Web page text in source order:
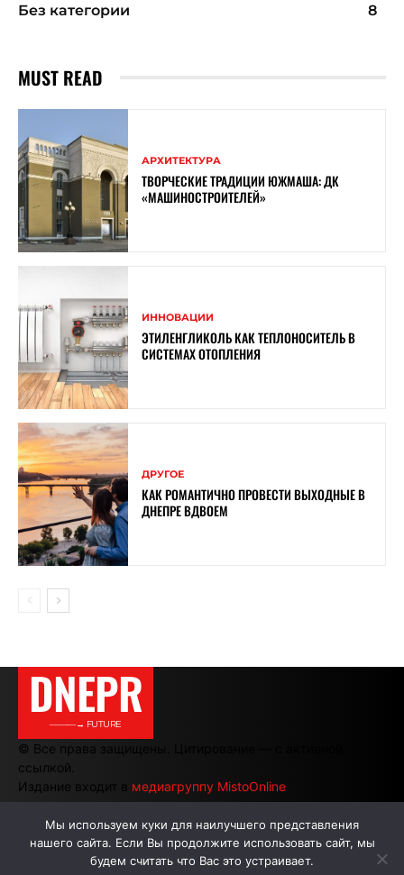
Без категории
8
MUST READ
АРХИТЕКТУРА
ТВОРЧЕСКИЕ ТРАДИЦИИ ЮЖМАША: ДК
«МАШИНОСТРОИТЕЛЕЙ»
ИННОВАЦИИ
ЭТИЛЕНГЛИКОЛЬ КАК ТЕПЛОНОСИТЕЛЬ В
СИСТЕМАХ ОТОПЛЕНИЯ
ДРУГОЕ
КАК РОМАНТИЧНО ПРОВЕСТИ ВЫХОДНЫЕ В
ДНЕПРЕ ВДВОЕМ
DNEPR
———→ FUTURE
© Все права защищены. Цитирование — с активной
ссылкой.
Издание входит в медиагруппу MistoOnline
АВТОРЫ РЕКЛАМА НА САЙТЕ
Мы используем куки для наилучшего представления
нашего сайта. Если Вы продолжите использовать сайт, мы
будем считать что Вас это устраивает.